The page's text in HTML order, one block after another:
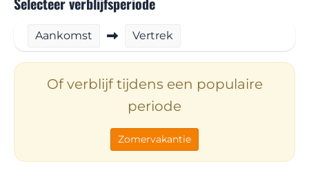
Aankomst Vertrek
Of verblijf tijdens een populaire
periode
Zomervakantie